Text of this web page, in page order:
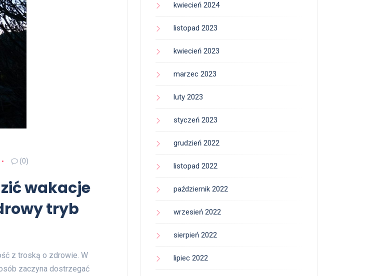
(0)
wakacje
tryb
z troską o zdrowie. W
zaczyna dostrzegać
kwiecień 2024
listopad 2023
kwiecień 2023
marzec 2023
luty 2023
styczeń 2023
grudzień 2022
listopad 2022
październik 2022
wrzesień 2022
sierpień 2022
lipiec 2022